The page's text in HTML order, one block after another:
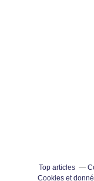
Top articles
Cookies et